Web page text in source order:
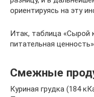
ориентируясь на эту
Итак, таблица «Сырой
питательная
Смежные
Куриная грудка (184